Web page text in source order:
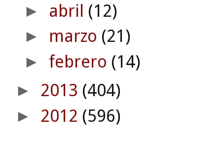
► abril (12)
► marzo (21)
► febrero (14)
► 2013 (404)
► 2012 (596)